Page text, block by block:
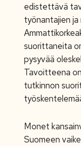
edistettävä
työnantajien ja
suorittaneita
pysyvää
Tavoitteena
tutkinnon
Monet
Suomeen